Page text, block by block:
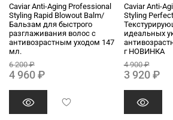
Caviar Anti-Aging Professional
Styling Rapid Blowout Balm/
Бальзам для быстрого
разглаживания волос с
антивозрастным уходом 147
мл.
6 200 ₽
4 960 ₽
Caviar Anti-
Styling
идеальных
г НОВИНКА
4 900 ₽
3 920 ₽